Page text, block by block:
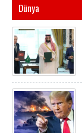
Dünya